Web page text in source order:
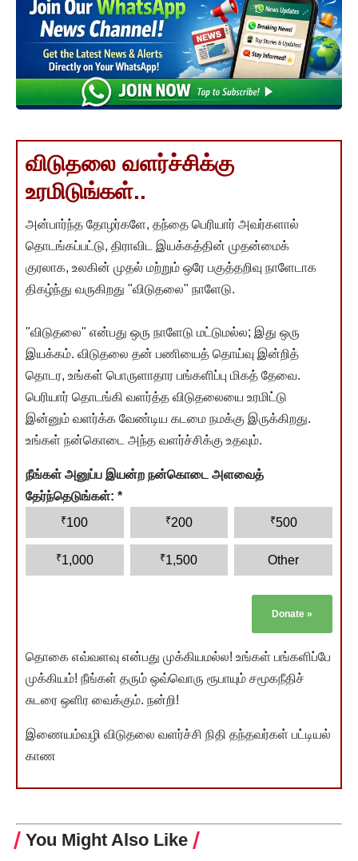
விடுதலை வளர்ச்சிக்கு
உரமிடுங்கள்..
அன்பார்ந்த தோழர்களே, தந்தை பெரியார் அவர்களால்
தொடங்கப்பட்டு, திராவிட இயக்கத்தின் முதன்மைக்
குரலாக, உலகின் முதல் மற்றும் ஒரே பகுத்தறிவு நாளேடாக
திகழ்ந்து வருகிறது "விடுதலை" நாளேடு.
"விடுதலை" என்பது ஒரு நாளேடு மட்டுமல்ல; இது ஒரு
இயக்கம். விடுதலை தன் பணியைத் தொய்வு இன்றித்
தொடர, உங்கள் பொருளாதார பங்களிப்பு மிகத் தேவை.
பெரியார் தொடங்கி வளர்த்த விடுதலையை உரமிட்டு
இன்னும் வளர்க்க வேண்டிய கடமை நமக்கு இருக்கிறது.
உங்கள் நன்கொடை அந்த வளர்ச்சிக்கு உதவும்.
நீங்கள் அனுப்ப இயன்ற நன்கொடை அளவைத்
தேர்ந்தெடுங்கள்: *
₹100 ₹200 ₹500
₹1,000 ₹1,500 Other
Donate »
தொகை எவ்வளவு என்பது முக்கியமல்ல! உங்கள் பங்களிப்பே
முக்கியம்! நீங்கள் தரும் ஒவ்வொரு ரூபாயும் சமூகநீதிச்
சுடரை ஒளிர வைக்கும். நன்றி!
இணையம்வழி விடுதலை வளர்ச்சி நிதி தந்தவர்கள் பட்டியல்
காண
You Might Also Like